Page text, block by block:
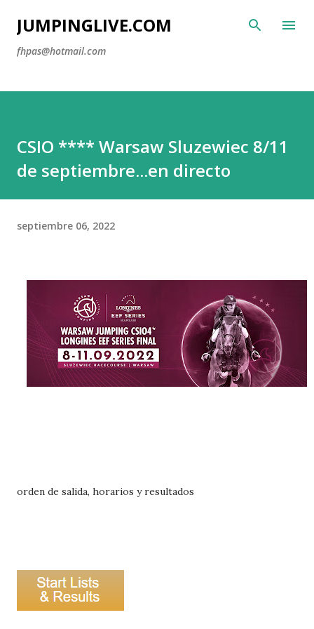
Ir al contenido principal
JUMPINGLIVE.COM
fhpas@hotmail.com
CSIO **** Warsaw Sluzewiec 8/11
de septiembre...en directo
septiembre 06, 2022
orden de salida, horarios y resultados